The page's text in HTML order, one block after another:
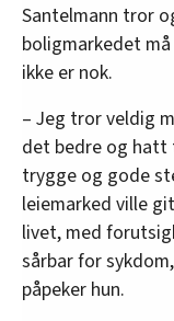
Santelmann tror
boligmarkedet
ikke er nok.
– Jeg tror veldig
det bedre og hatt
trygge og gode
leiemarked ville
livet, med
sårbar for
påpeker hun.